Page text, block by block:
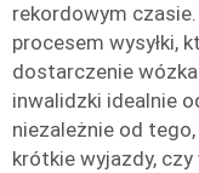
rekordowym
procesem wysyłki,
dostarczenie
inwalidzki idealnie
niezależnie od
krótkie wyjazdy,